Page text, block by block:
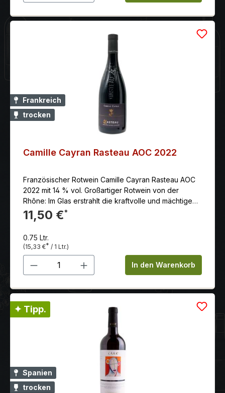
Frankreich
trocken
Camille Cayran Rasteau AOC 2022
Französischer Rotwein Camille Cayran Rasteau AOC
2022 mit 14 % vol. Großartiger Rotwein von der
Rhône: Im Glas erstrahlt die kraftvolle und mächtige
Cuvée in wundervollem Karminrot. In der Nase
dominieren würzige Noten und Aromen von
untermalt werden. Am Gaumen wiederholen sich die
würzigen Noten der Nase. Körperreich mit präsenten,
weichen Tanninen. Ein wahres Gourmet-Erlebnis in
Kombination mit Rindersteak und Morchelsauce, Salat
Lamm und Wild. Aus den Rebsorten: Grenache, Syrah,
Mourvèdre
11,50 €*
0.75 Ltr.
(15,33 €* / 1 Ltr.)
Produkt Anzahl: Gib denIn den Warenkorb
✦ Tipp.
Spanien
trocken